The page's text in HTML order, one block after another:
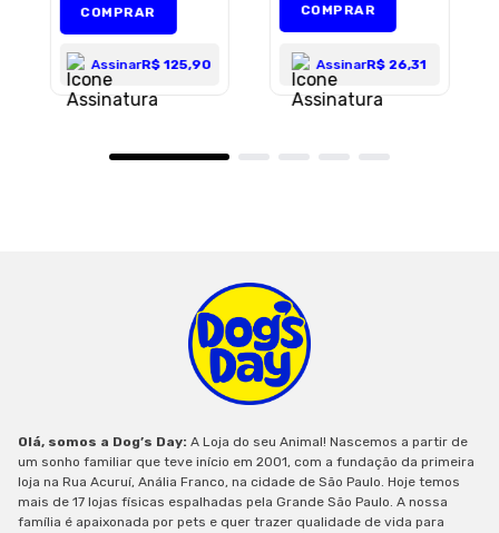
COMPRAR
AssinarR$ 125,90
COMPRAR
AssinarR$ 26,31
Olá, somos a Dog’s Day: A Loja do seu Animal! Nascemos a partir de
um sonho familiar que teve início em 2001, com a fundação da primeira
loja na Rua Acuruí, Anália Franco, na cidade de São Paulo. Hoje temos
mais de 17 lojas físicas espalhadas pela Grande São Paulo. A nossa
família é apaixonada por pets e quer trazer qualidade de vida para